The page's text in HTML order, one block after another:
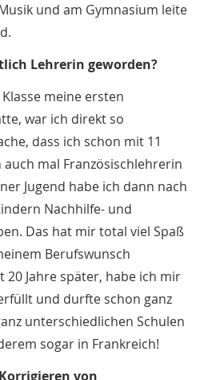
und am Gymnasium leite
Lehrerin geworden?
meine ersten
war ich direkt so
dass ich schon mit 11
auch mal Französischlehrerin
Jugend habe ich dann nach
Nachhilfe- und
Das hat mir total viel Spaß
Berufswunsch
20 Jahre später, habe ich mir
und durfte schon ganz
unterschiedlichen Schulen
sogar in Frankreich!
von